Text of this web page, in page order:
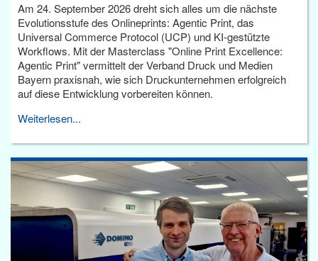
Am 24. September 2026 dreht sich alles um die nächste
Evolutionsstufe des Onlineprints: Agentic Print, das
Universal Commerce Protocol (UCP) und KI-gestützte
Workflows. Mit der Masterclass "Online Print Excellence:
Agentic Print" vermittelt der Verband Druck und Medien
Bayern praxisnah, wie sich Druckunternehmen erfolgreich
auf diese Entwicklung vorbereiten können.
Weiterlesen...